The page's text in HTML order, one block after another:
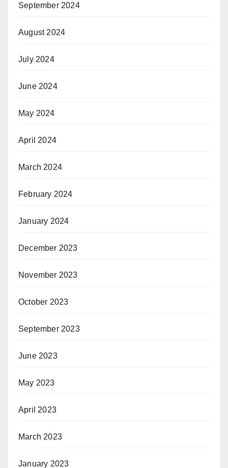
September 2024
August 2024
July 2024
June 2024
May 2024
April 2024
March 2024
February 2024
January 2024
December 2023
November 2023
October 2023
September 2023
June 2023
May 2023
April 2023
March 2023
January 2023